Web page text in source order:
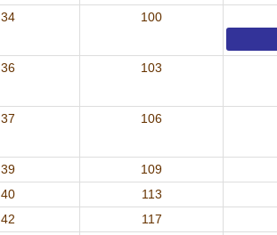
34 100
36 103
37 106
39 109
40 113
42 117